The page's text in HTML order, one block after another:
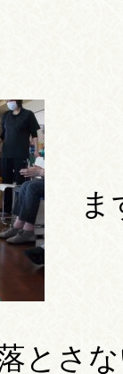
ま
とさ